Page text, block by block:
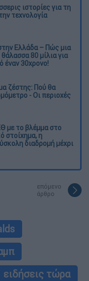
ιστορίες για τη
τεχνολογία
Ελλάδα – Πώς μια
80 μίλια για
έναν 30χρονο!
ζέστης: Πού θα
- Οι περιοχές
με το βλέμμα στο
στοίχημα, η
διαδρομή μέχρι
επόμενο
άρθρο
ειδήσεις τώρα